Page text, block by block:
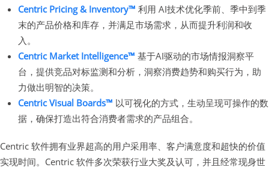
Centric Pricing & Inventory™ 利用 AI技术优化季前、季中到季
末的产品价格和库存，并满足市场需求，从而提升利润和收
入。
Centric Market Intelligence™ 基于AI驱动的市场情报洞察平
台，提供竞品对标监测和分析，洞察消费趋势和购买行为，助
力做出明智的决策。
Centric Visual Boards™ 以可视化的方式，生动呈现可操作的数
据，确保打造出符合消费者需求的产品组合。
Centric 软件拥有业界超高的用户采用率、客户满意度和超快的价值
实现时间。Centric 软件多次荣获行业大奖及认可，并且经常现身世